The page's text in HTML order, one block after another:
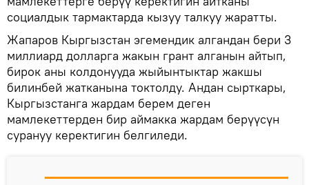
социалдык тармактарда кызуу талкуу жаратты.
Жапаров Кыргызстан эгемендик алгандан бери 3
миллиард долларга жакын грант алганын айтып,
бирок аны колдонууда жыйынтыктар жакшы
билинбей жатканына токтолду. Андан сырткары,
Кыргызстанга жардам берем деген
мамлекеттерден бир аймакка жардам берүүсүн
сурануу керектигин белгиледи.